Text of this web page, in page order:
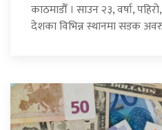
काठमाडौँ । साउन २३, वर्षा,
देशका विभिन्न स्थानमा सडक